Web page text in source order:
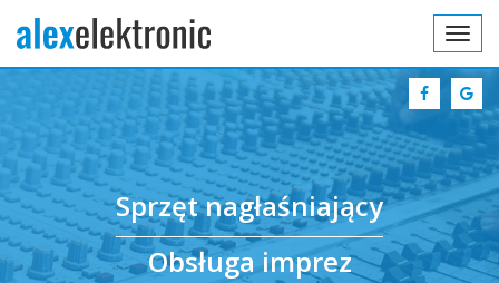
Sprzęt nagłaśniający
Obsługa imprez